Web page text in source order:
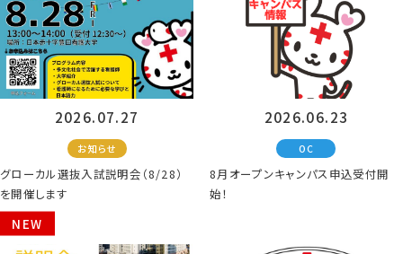
2026.07.27
お知らせ
グローカル選抜入試説明会（8/28）
を開催します
2026.06.23
OC
8月オープンキャンパス申込受付開
始！
NEW